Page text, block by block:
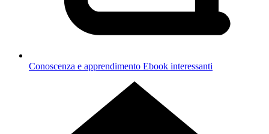
Conoscenza e apprendimento Ebook interessanti